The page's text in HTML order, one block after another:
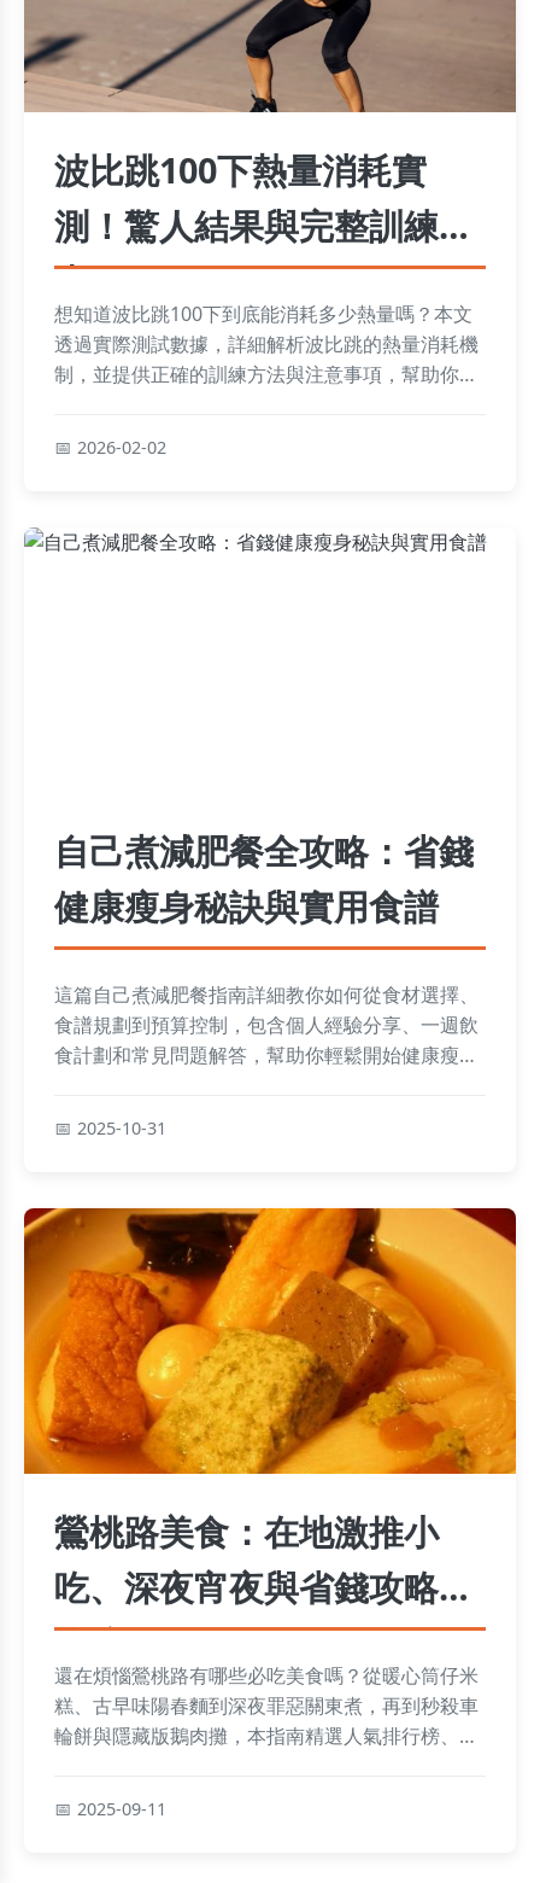
波比跳100下熱量消耗實
測！驚人結果與完整訓練指
南
想知道波比跳100下到底能消耗多少熱量嗎？本文
透過實際測試數據，詳細解析波比跳的熱量消耗機
制，並提供正確的訓練方法與注意事項，幫助你高
2026-02-02
自己煮減肥餐全攻略：省錢
健康瘦身秘訣與實用食譜
這篇自己煮減肥餐指南詳細教你如何從食材選擇、
食譜規劃到預算控制，包含個人經驗分享、一週飲
食計劃和常見問題解答，幫助你輕鬆開始健康瘦身
2025-10-31
鶯桃路美食：在地激推小
吃、深夜宵夜與省錢攻略全
收錄
還在煩惱鶯桃路有哪些必吃美食嗎？從暖心筒仔米
糕、古早味陽春麵到深夜罪惡關東煮，再到秒殺車
輪餅與隱藏版鵝肉攤，本指南精選人氣排行榜、掃
2025-09-11